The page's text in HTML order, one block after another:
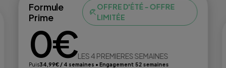
Formule
Prime
OFFRE D'ÉTÉ - OFFRE
LIMITÉE
0€LES 4 PREMIERES SEMAINES
Puis34,99€ / 4 semaines • Engagement 52 semaines